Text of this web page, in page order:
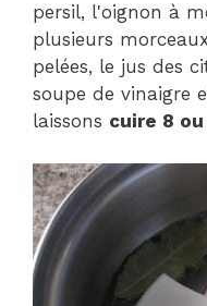
persil, l'oignon à
plusieurs
pelées, le jus des
soupe de vinaigre
laissons cuire 8